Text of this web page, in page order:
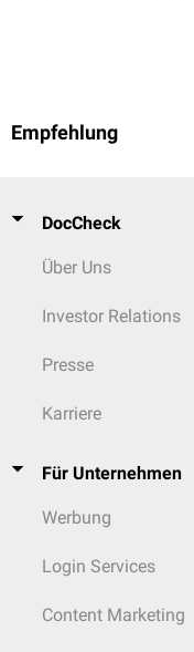
Empfehlung
DocCheck
Über Uns
Investor Relations
Presse
Karriere
Für Unternehmen
Werbung
Login Services
Content Marketing